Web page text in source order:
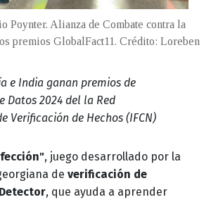
Poynter. Alianza de Combate contra la
premios GlobalFact11. Crédito: Loreben
e India ganan premios de
Datos 2024 del la Red
Verificación de Hechos (IFCN)
, juego desarrollado por la
de verificación de
, que ayuda a aprender